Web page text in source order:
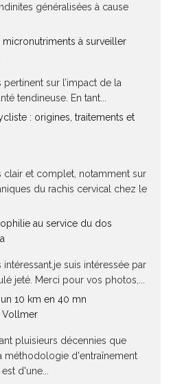
généralisées à cause
à surveiller
sur l’impact de la
tendineuse. En tant...
: origines, traitements et
clair et complet, notamment sur
du rachis cervical chez le
au service du dos
suis intéressée par
jeté. Merci pour vos photos,...
10 km en 40 mn
Vollmer
pluisieurs décennies que
méthodologie d'entraînement
d'une...